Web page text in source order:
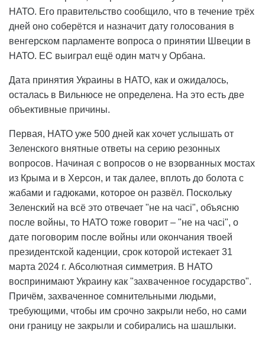
НАТО. Его правительство сообщило, что в течение трёх
дней оно соберётся и назначит дату голосования в
венгерском парламенте вопроса о принятии Швеции в
НАТО. ЕС выиграл ещё один матч у Орбана.
Дата принятия Украины в НАТО, как и ожидалось,
осталась в Вильнюсе не определена. На это есть две
объективные причины.
Первая, НАТО уже 500 дней как хочет услышать от
Зеленского внятные ответы на серию резонных
вопросов. Начиная с вопросов о не взорванных мостах
из Крыма и в Херсон, и так далее, вплоть до болота с
жабами и гадюками, которое он развёл. Поскольку
Зеленский на всё это отвечает "не на часі", объясню
после войны, то НАТО тоже говорит – "не на часі", о
дате поговорим после войны или окончания твоей
президентской каденции, срок которой истекает 31
марта 2024 г. Абсолютная симметрия. В НАТО
воспринимают Украину как "захваченное государство".
Причём, захваченное сомнительными людьми,
требующими, чтобы им срочно закрыли небо, но сами
они границу не закрыли и собирались на шашлыки.